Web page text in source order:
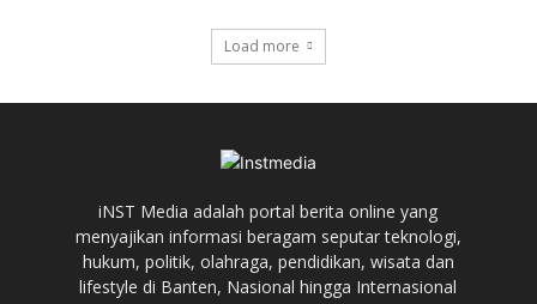
Load more
iNST Media adalah portal berita online yang
menyajikan informasi beragam seputar teknologi,
hukum, politik, olahraga, pendidikan, wisata dan
lifestyle di Banten, Nasional hingga Internasional